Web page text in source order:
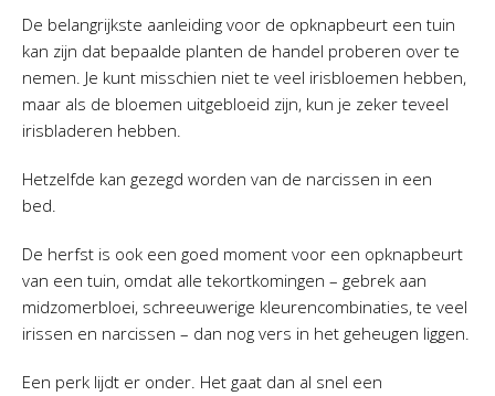
De belangrijkste aanleiding voor de opknapbeurt een tuin
kan zijn dat bepaalde planten de handel proberen over te
nemen. Je kunt misschien niet te veel irisbloemen hebben,
maar als de bloemen uitgebloeid zijn, kun je zeker teveel
irisbladeren hebben.
Hetzelfde kan gezegd worden van de narcissen in een
bed.
De herfst is ook een goed moment voor een opknapbeurt
van een tuin, omdat alle tekortkomingen – gebrek aan
midzomerbloei, schreeuwerige kleurencombinaties, te veel
irissen en narcissen – dan nog vers in het geheugen liggen.
Een perk lijdt er onder. Het gaat dan al snel een